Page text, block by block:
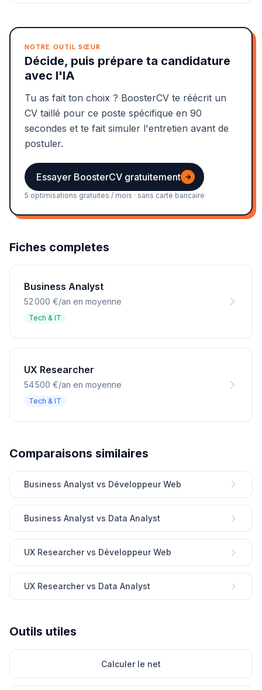
NOTRE OUTIL SŒUR
Décide, puis prépare ta candidature
avec l'IA
Tu as fait ton choix ? BoosterCV te réécrit un
CV taillé pour ce poste spécifique en 90
secondes et te fait simuler l'entretien avant de
postuler.
Essayer BoosterCV gratuitement →
5 optimisations gratuites / mois · sans carte bancaire
Fiches completes
Business Analyst
52 000 €/an en moyenne
Tech & IT
UX Researcher
54 500 €/an en moyenne
Tech & IT
Comparaisons similaires
Business Analyst vs Développeur Web
Business Analyst vs Data Analyst
UX Researcher vs Développeur Web
UX Researcher vs Data Analyst
Outils utiles
Calculer le net